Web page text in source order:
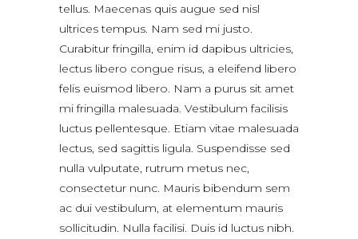
tellus. Maecenas quis augue sed nisl
ultrices tempus. Nam sed mi justo.
Curabitur fringilla, enim id dapibus ultricies,
lectus libero congue risus, a eleifend libero
felis euismod libero. Nam a purus sit amet
mi fringilla malesuada. Vestibulum facilisis
luctus pellentesque. Etiam vitae malesuada
lectus, sed sagittis ligula. Suspendisse sed
nulla vulputate, rutrum metus nec,
consectetur nunc. Mauris bibendum sem
ac dui vestibulum, at elementum mauris
sollicitudin. Nulla facilisi. Duis id luctus nibh.